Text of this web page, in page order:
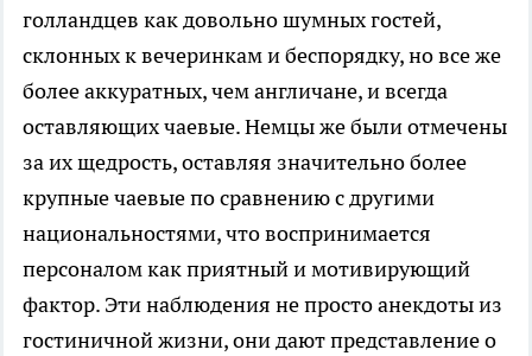
голландцев как довольно шумных гостей,
склонных к вечеринкам и беспорядку, но все же
более аккуратных, чем англичане, и всегда
оставляющих чаевые. Немцы же были отмечены
за их щедрость, оставляя значительно более
крупные чаевые по сравнению с другими
национальностями, что воспринимается
персоналом как приятный и мотивирующий
фактор. Эти наблюдения не просто анекдоты из
гостиничной жизни, они дают представление о